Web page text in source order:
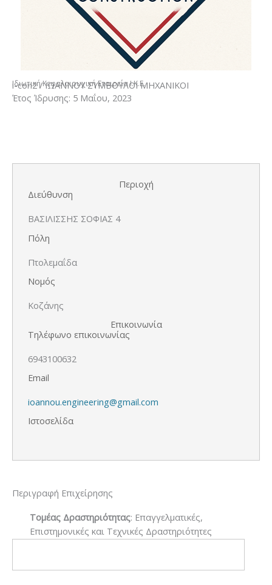
i-con2 / ΙΩΑΝΝΟΥ ΣΥΜΒΟΥΛΟΙ ΜΗΧΑΝΙΚΟΙ
Ιδιωτική Κεφαλαιουχική Εταιρεία Ι.Κ.Ε.
Έτος Ίδρυσης: 5 Μαΐου, 2023
Περιοχή
Διεύθυνση
ΒΑΣΙΛΙΣΣΗΣ ΣΟΦΙΑΣ 4
Πόλη
Πτολεμαΐδα
Νομός
Κοζάνης
Επικοινωνία
Τηλέφωνο επικοινωνίας
6943100632
Email
ioannou.engineering@gmail.com
Ιστοσελίδα
Περιγραφή Επιχείρησης
Τομέας Δραστηριότητας: Επαγγελματικές,
Επιστημονικές και Τεχνικές Δραστηριότητες